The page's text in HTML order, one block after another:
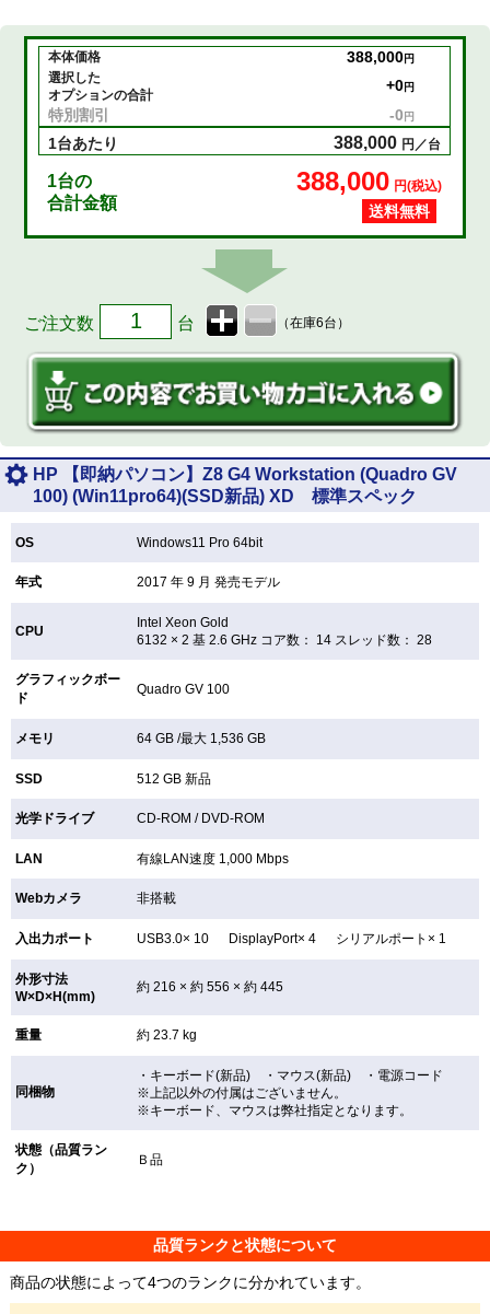
本体価格 388,000円
選択した
オプションの合計
+0円
特別割引 -0 円
1台あたり 388,000 円／台
1台の
合計金額
388,000 円(税込)
送料無料
ご注文数 台 （在庫6台）
HP 【即納パソコン】Z8 G4 Workstation (Quadro GV
100) (Win11pro64)(SSD新品) XD 標準スペック
OS Windows11 Pro 64bit
年式 2017 年 9 月 発売モデル
CPU
Intel Xeon Gold
6132 × 2 基 2.6 GHz コア数： 14 スレッド数： 28
グラフィックボー
ド
Quadro GV 100
メモリ 64 GB /最大 1,536 GB
SSD 512 GB新品
光学ドライブ CD-ROM / DVD-ROM
LAN 有線LAN速度 1,000 Mbps
Webカメラ 非搭載
入出力ポート USB3.0× 10 DisplayPort× 4 シリアルポート× 1
外形寸法
W×D×H(mm)
約 216 × 約 556 × 約 445
重量 約 23.7 kg
同梱物
・キーボード(新品) ・マウス(新品) ・電源コード
※上記以外の付属はございません。
※キーボード、マウスは弊社指定となります。
状態（品質ラン
ク）
Ｂ品
品質ランクと状態について
商品の状態によって4つのランクに分かれています。